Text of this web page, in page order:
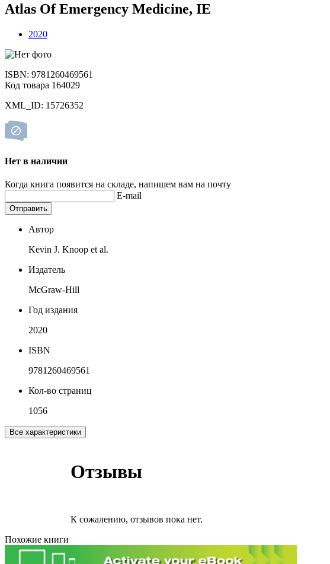
Atlas Of Emergency Medicine, IE
2020
ISBN: 9781260469561
Код товара 164029
XML_ID: 15726352
Нет в наличии
Когда книга появится на складе, напишем вам на почту
E-mail
Отправить
Автор
Kevin J. Knoop et al.
Издатель
McGraw-Hill
Год издания
2020
ISBN
9781260469561
Кол-во страниц
1056
Все характеристики
Отзывы
К сожалению, отзывов пока нет.
Похожие книги